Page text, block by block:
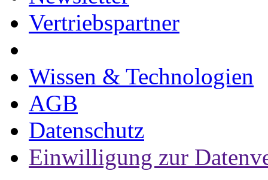
Vertriebspartner
Wissen & Technologien
AGB
Datenschutz
Einwilligung zur